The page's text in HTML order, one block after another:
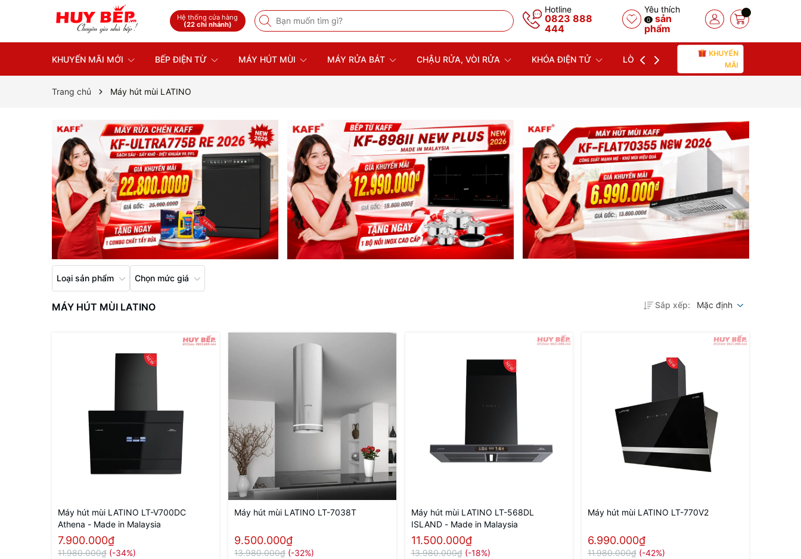
Hệ thống cửa hàng
(22 chi nhánh)
Hotline
0823 888
444
Yêu thích
0
sản
phẩm
KHUYẾN MÃI MỚI BẾP ĐIỆN TỪ MÁY HÚT MÙI MÁY RỬA BÁT CHẬU RỬA, VÒI RỬA KHÓA ĐIỆN TỬ LÒ NƯỚNG LÒ VI SÓNG
KHUYẾN
MÃI
Trang chủ Máy hút mùi LATINO
Loại sản phẩm Chọn mức giá
Sắp xếp: Mặc định
MÁY HÚT MÙI LATINO
Máy hút mùi LATINO LT-V700DC
Athena - Made in Malaysia
7.900.000₫
11.980.000₫ (-34%)
Máy hút mùi LATINO LT-7038T
9.500.000₫
13.980.000₫ (-32%)
Máy hút mùi LATINO LT-568DL
ISLAND - Made in Malaysia
11.500.000₫
13.980.000₫ (-18%)
Máy hút mùi LATINO LT-770V2
6.990.000₫
11.980.000₫ (-42%)